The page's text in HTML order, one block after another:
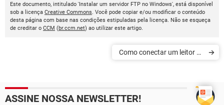
Este documento, intitulado 'Instalar um servidor FTP no Windows', está disponível
sob a licença Creative Commons. Você pode copiar e/ou modificar o conteúdo
desta página com base nas condições estipuladas pela licença. Não se esqueça
de creditar o CCM (br.ccm.net) ao utilizar este artigo.
Como conectar um leitor de
ASSINE NOSSA NEWSLETTER!